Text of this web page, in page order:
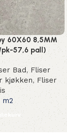
60X60 8,5MM
pk-57,6 pall)
Bad, Fliser
kjøkken,Fliser